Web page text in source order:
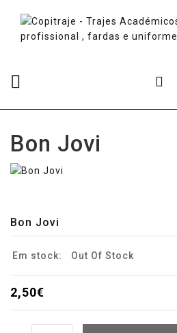
Bon Jovi
Bon Jovi
Em stock: Out Of Stock
2,50€